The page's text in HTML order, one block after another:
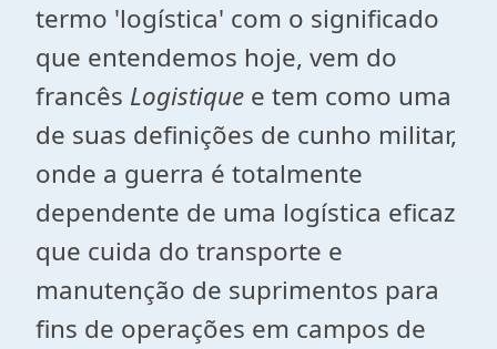
termo 'logística' com o significado
que entendemos hoje, vem do
francês Logistique e tem como uma
de suas definições de cunho militar,
onde a guerra é totalmente
dependente de uma logística eficaz
que cuida do transporte e
manutenção de suprimentos para
fins de operações em campos de